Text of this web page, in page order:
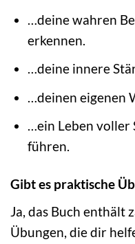
…deine wahren
erkennen.
…deine innere
…deinen eigenen
…ein Leben voller
führen.
Gibt es praktische
Ja, das Buch enthält
Übungen, die dir